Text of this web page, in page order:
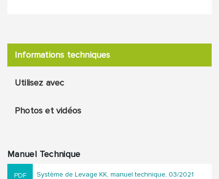
Informations techniques
Utilisez avec
Photos et vidéos
Manuel Technique
Système de Levage KK, manuel technique, 03/2021